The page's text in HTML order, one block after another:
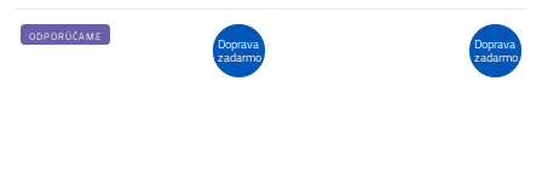
Doprava
zadarmo
ODPORÚČAME Doprava
zadarmo